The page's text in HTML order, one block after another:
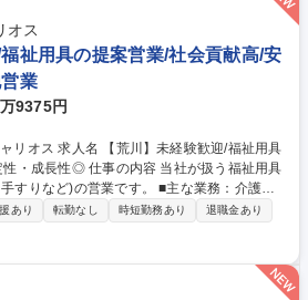
のため、事務作業だけでなく、人と接するこ
績に間接的に関与していけることがやりがい
も、自分だけの色を出していけるのが、この
※変更範囲：無し（ただし本人の希望がある
募集職種 【福岡】事務職/
「人の生きる」を支える企業
オス
福祉用具の提案営業/社会貢献高/安
業
9375円
験歓迎/福祉用具
容 当社が扱う福祉用具
すりなど)の営業です。 ■主な業務：介護サ
の身体状況に最適な福祉 用具のレンタル・販
なってしま
りの設置をご提案、など ■飛込み営業はあり
具をカタログ等用いてバリアフリー工事のご
した介護事業所を定期訪問し、ケアマネジャ
あり 転勤なし 時短勤務あり
退職金あり